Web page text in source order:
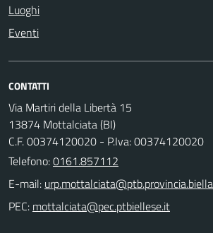
Luoghi
Eventi
CONTATTI
Via Martiri della Libertà 15
13874 Mottalciata (BI)
C.F. 00374120020 - P.Iva: 00374120020
Telefono:0161.857112
E-mail:
PEC: